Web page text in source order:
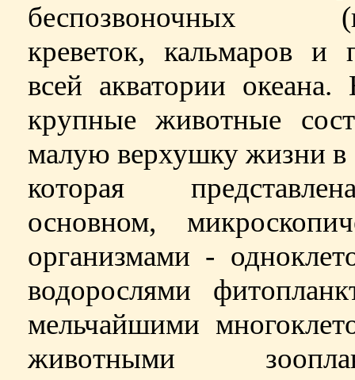
беспозвоночных
креветок, кальмаров и
всей акватории
крупные животные
малую верхушку жизни в
которая
основном,
организмами -
водорослями
мельчайшими
животными